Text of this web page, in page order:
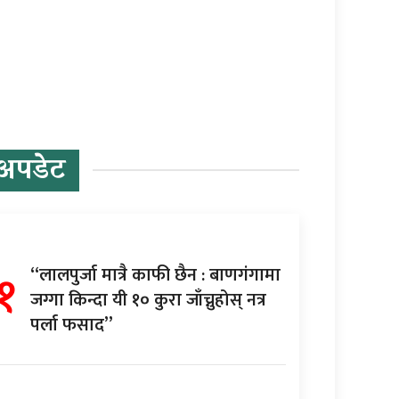
“लालपुर्जा मात्रै काफी छैन : बाणगंगामा
जग्गा किन्दा यी १० कुरा जाँच्नुहोस् नत्र
पर्ला फसाद”